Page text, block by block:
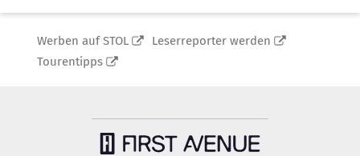
Werben auf STOL
Leserreporter werden
Tourentipps